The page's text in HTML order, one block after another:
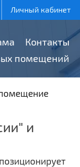
Личный кабинет
Контакты
помещений
и